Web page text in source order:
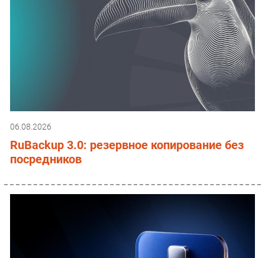
06.08.2026
RuBackup 3.0: резервное копирование без
посредников